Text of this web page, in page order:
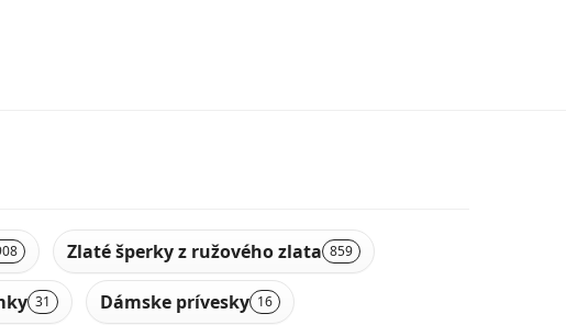
Zlaté šperky z ružového zlata 859
31 Dámske prívesky 16